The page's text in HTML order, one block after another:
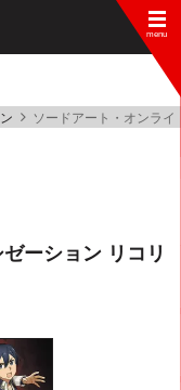
ソードアート・オンラ
ーション リコリ